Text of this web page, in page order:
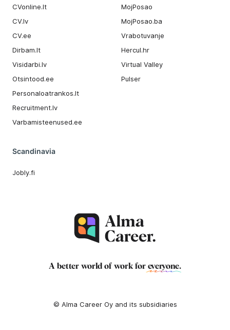
CVonline.lt
CV.lv
CV.ee
Dirbam.It
Visidarbi.lv
Otsintood.ee
Personaloatrankos.lt
Recruitment.lv
Varbamisteenused.ee
MojPosao
MojPosao.ba
Vrabotuvanje
Hercul.hr
Virtual Valley
Pulser
Scandinavia
Jobly.fi
A better world of work for everyone.
© Alma Career Oy and its subsidiaries